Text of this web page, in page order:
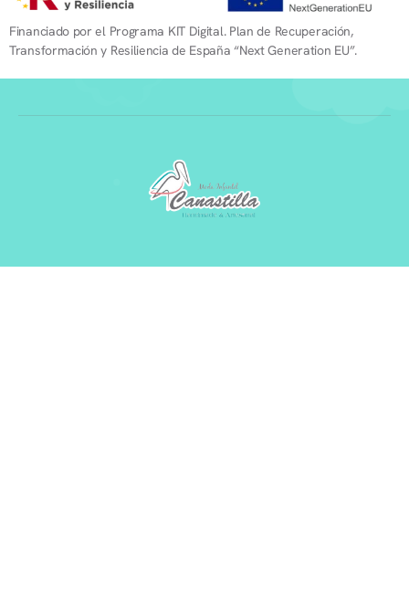
Financiado por el Programa KIT Digital. Plan de Recuperación,
Transformación y Resiliencia de España “Next Generation EU”.